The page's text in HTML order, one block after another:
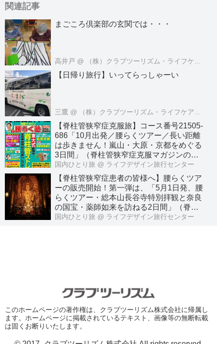
関連記事
まごころ倶楽部の玄関では・・・
高井戸 @ （株）クラブツーリズム・ライフケアサービス
【日帰り旅行】いってらっしゃーい
三鷹 @ （株）クラブツーリズム・ライフケアサービス
【脊柱管狭窄症克服旅】コース番号21505-
686「10月出発／腰らくツアー／長い距離
は歩きません！嵐山・大原・京都をめぐる
3日間」（脊柱管狭窄症克服マガジンのわ
かさ出版との共同企画）
国内ひとり旅 @ ライフデザイン旅行センター
【脊柱管狭窄症患者の皆様へ】腰らくツア
ーの販売開始！第一弾は、「5月1日発、腰
らくツアー・総本山長谷寺特別拝観と奈良
の国宝・薬師如来を訪ねる2日間」（脊柱
管狭窄症克服マガジンのわかさ出版との共
国内ひとり旅 @ ライフデザイン旅行センター
このホームページの著作権は、クラブツーリズム株式会社に帰属し
ます。ホームページに掲載されているテキスト、画像等の無断転載
は固くお断りいたします。